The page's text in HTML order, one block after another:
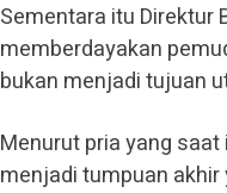
Sementara itu Direktur
memberdayakan
bukan menjadi tujuan
Menurut pria yang
menjadi tumpuan